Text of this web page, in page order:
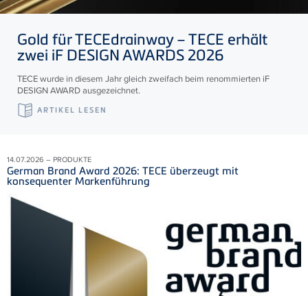
Gold fürTECEdrainway –TECE erhält
zwei iF DESIGN AWARDS 2026
TECE wurde in diesem Jahr gleich zweifach beim renommierten iF
DESIGN AWARD ausgezeichnet.
ARTIKEL LESEN
14.07.2026 – PRODUKTE
German Brand Award 2026: TECE überzeugt mit
konsequenter Markenführung